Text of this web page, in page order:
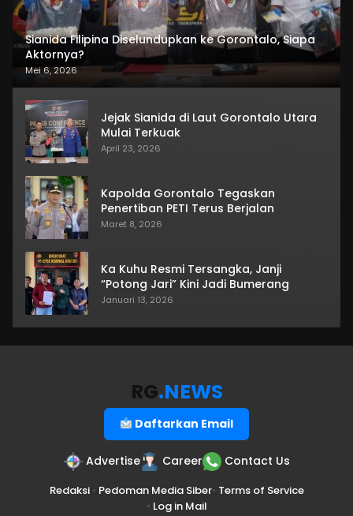
Sianida Filipina Diselundupkan ke Gorontalo, Siapa
Aktornya?
Mei 6, 2026
Jejak Sianida di Laut Gorontalo Utara
Mulai Terkuak
April 23, 2026
Kapolda Gorontalo Tegaskan
Penertiban PETI Terus Berjalan
Maret 8, 2026
Ka Kuhu Resmi Tersangka, Janji
“Potong Jari” Kini Jadi Bumerang
Januari 13, 2026
RG.NEWS
Daftarkan Email
Advertise Career Contact Us
Redaksi• Pedoman Media Siber• Terms of Service
• Log in Mail